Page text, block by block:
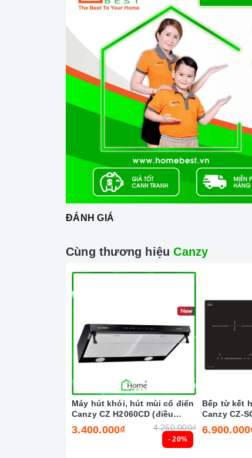
Mặt kính
Công nghệ hiện đại
Bo mạch IGBT SIMENS.
Công nghệ biến tần INVERTER tiết kiệm
Trang bị 9 dải công suất nấu.
Tính năng vượt trội
Chức năng Booster:Giúp các thiết bị bếp
ĐÁNH GIÁ
Cùng thương hiệuCanzy
- 20%
Máy hút khói, hút mùi cổ điển
Canzy CZ H2060CD (điều
khiển cảm biến vẫy tay)
3.400.000₫ 4.250.000₫
Bếp từ kết
Canzy CZ-